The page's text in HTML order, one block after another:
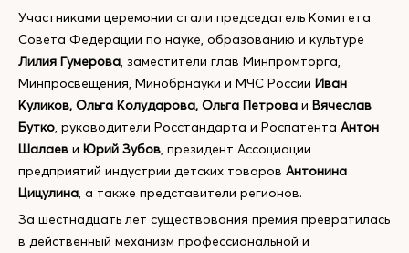
Участниками церемонии стали председатель Комитета
Совета Федерации по науке, образованию и культуре
Лилия Гумерова, заместители глав Минпромторга,
Минпросвещения, Минобрнауки и МЧС России Иван
Куликов, Ольга Колударова, Ольга Петрова и Вячеслав
Бутко, руководители Росстандарта и Роспатента Антон
Шалаев и Юрий Зубов, президент Ассоциации
предприятий индустрии детских товаров Антонина
Цицулина, а также представители регионов.
За шестнадцать лет существования премия превратилась
в действенный механизм профессиональной и